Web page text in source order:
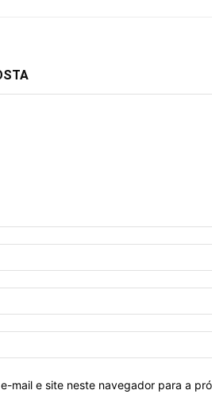
mail e site neste navegador para a